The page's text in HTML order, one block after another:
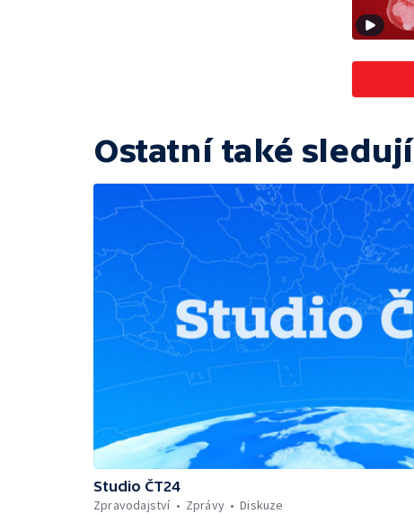
Ostatní také sledují
Studio ČT24
Zpravodajství
Zprávy Diskuze